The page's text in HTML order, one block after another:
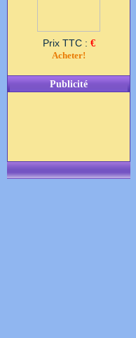
Prix TTC : €
Acheter!
Publicité